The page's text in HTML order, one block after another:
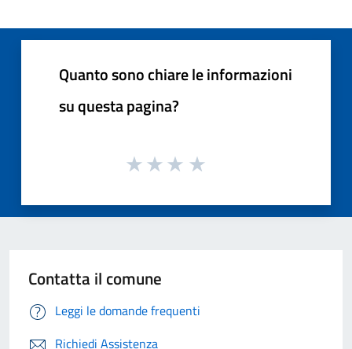
Quanto sono chiare le informazioni
su questa pagina?
Contatta il comune
Leggi le domande frequenti
Richiedi Assistenza